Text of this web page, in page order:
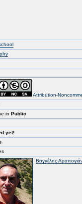
Attribution-
in Public
yet!
Βαγγέλης